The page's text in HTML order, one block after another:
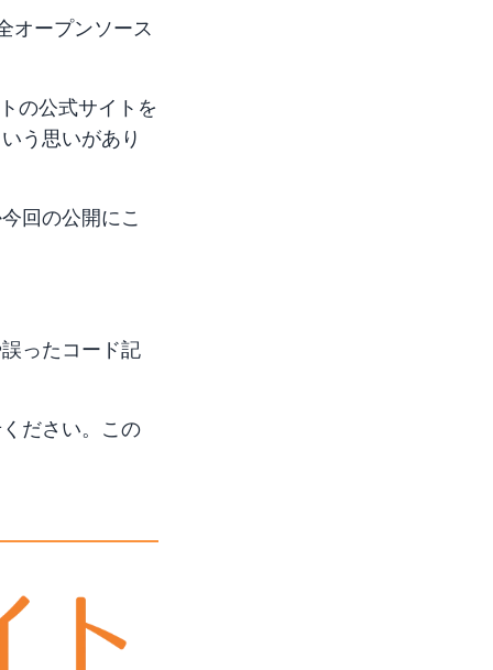
オープンソース
の公式サイトを
う思いがあり
回の公開にこ
ったコード記
ださい。この